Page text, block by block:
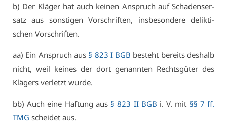
b) Der Klä­ger hat auch kei­nen An­spruch auf Scha­dens­er­
satz aus sons­ti­gen Vor­schrif­ten, ins­be­son­de­re de­lik­ti­
schen Vor­schrif­ten.
aa) Ein An­spruch aus § 823 I BGB be­steht be­reits des­halb
nicht, weil kei­nes der dort ge­nann­ten Rechts­gü­ter des
Klä­gers ver­letzt wur­de.
bb) Auch ei­ne Haf­tung aus § 823 II BGB i. V. mit §§ 7 ff.
TMG schei­det aus.